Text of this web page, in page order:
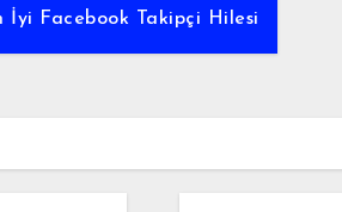
İyi Facebook Takipçi Hilesi